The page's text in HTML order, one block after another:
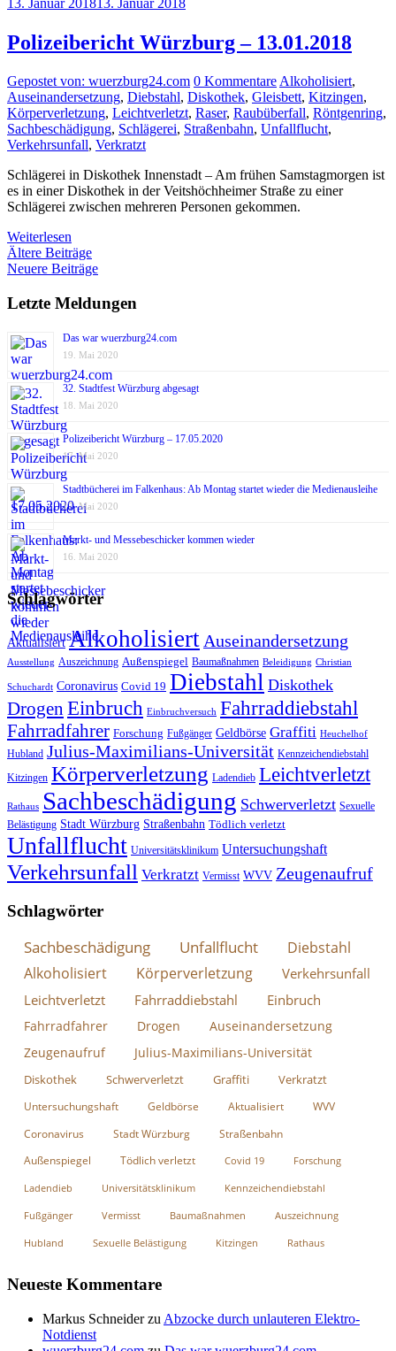
13. Januar 201813. Januar 2018
Polizeibericht Würzburg – 13.01.2018
Gepostet von: wuerzburg24.com 0 Kommentare Alkoholisiert,
Auseinandersetzung, Diebstahl, Diskothek, Gleisbett, Kitzingen,
Körperverletzung, Leichtverletzt, Raser, Raubüberfall, Röntgenring,
Sachbeschädigung, Schlägerei, Straßenbahn, Unfallflucht,
Verkehrsunfall, Verkratzt
Schlägerei in Diskothek Innenstadt – Am frühen Samstagmorgen ist
es in einer Diskothek in der Veitshöchheimer Straße zu einer
Schlägerei zwischen mehreren Personen gekommen.
Weiterlesen
Beitragsnavigation
Ältere Beiträge
Neuere Beiträge
Letzte Meldungen
Das war wuerzburg24.com
19. Mai 2020
32. Stadtfest Würzburg abgesagt
18. Mai 2020
Polizeibericht Würzburg – 17.05.2020
17. Mai 2020
Stadtbücherei im Falkenhaus: Ab Montag startet wieder die Medienausleihe
17. Mai 2020
Markt- und Messebeschicker kommen wieder
16. Mai 2020
Schlagwörter
Aktualisiert Alkoholisiert Auseinandersetzung
Ausstellung Auszeichnung Außenspiegel Baumaßnahmen Beleidigung Christian
Schuchardt Coronavirus Covid 19 Diebstahl Diskothek
Drogen Einbruch Einbruchversuch Fahrraddiebstahl
Fahrradfahrer Forschung Fußgänger Geldbörse Graffiti Heuchelhof
Hubland Julius-Maximilians-Universität Kennzeichendiebstahl
Kitzingen Körperverletzung Ladendieb Leichtverletzt
Rathaus Sachbeschädigung Schwerverletzt Sexuelle
Belästigung Stadt Würzburg Straßenbahn Tödlich verletzt
Unfallflucht Universitätsklinikum Untersuchungshaft
Verkehrsunfall Verkratzt Vermisst WVV Zeugenaufruf
Schlagwörter
Sachbeschädigung Unfallflucht
Diebstahl
Alkoholisiert
Körperverletzung Verkehrsunfall
Leichtverletzt Fahrraddiebstahl Einbruch
Fahrradfahrer Drogen
Auseinandersetzung
Zeugenaufruf
Julius-Maximilians-Universität
Diskothek Schwerverletzt Graffiti Verkratzt
Untersuchungshaft Geldbörse Aktualisiert
WVV
Coronavirus
Stadt Würzburg Straßenbahn
Außenspiegel Tödlich verletzt Covid 19 Forschung
Ladendieb Universitätsklinikum Kennzeichendiebstahl
Fußgänger Vermisst Baumaßnahmen Auszeichnung
Hubland Sexuelle Belästigung Kitzingen Rathaus
Neueste Kommentare
Markus Schneiderzu Abzocke durch unlauteren Elektro-
Notdienst